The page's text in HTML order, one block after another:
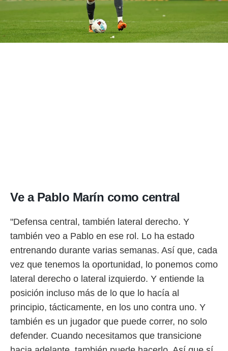
Ve a Pablo Marín como central
"Defensa central, también lateral derecho. Y
también veo a Pablo en ese rol. Lo ha estado
entrenando durante varias semanas. Así que, cada
vez que tenemos la oportunidad, lo ponemos como
lateral derecho o lateral izquierdo. Y entiende la
posición incluso más de lo que lo hacía al
principio, tácticamente, en los uno contra uno. Y
también es un jugador que puede correr, no solo
defender. Cuando necesitamos que transicione